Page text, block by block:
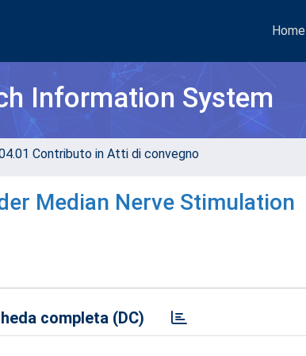
Home
Information System
Contributo in Atti di convegno
Median Nerve Stimulation
completa (DC)